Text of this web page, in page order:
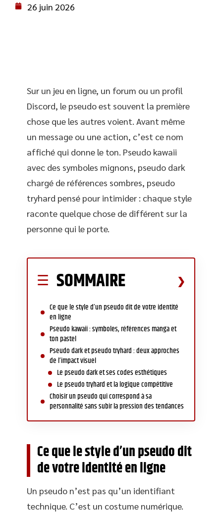
26 juin 2026
Sur un jeu en ligne, un forum ou un profil
Discord, le pseudo est souvent la première
chose que les autres voient. Avant même
un message ou une action, c’est ce nom
affiché qui donne le ton. Pseudo kawaii
avec des symboles mignons, pseudo dark
chargé de références sombres, pseudo
tryhard pensé pour intimider : chaque style
raconte quelque chose de différent sur la
personne qui le porte.
SOMMAIRE
Ce que le style d’un pseudo dit de votre identité
en ligne
Pseudo kawaii : symboles, références manga et
ton pastel
Pseudo dark et pseudo tryhard : deux approches
de l’impact visuel
Le pseudo dark et ses codes esthétiques
Le pseudo tryhard et la logique compétitive
Choisir un pseudo qui correspond à sa
personnalité sans subir la pression des tendances
Ce que le style d’un pseudo dit
de votre identité en ligne
Un pseudo n’est pas qu’un identifiant
technique. C’est un costume numérique.